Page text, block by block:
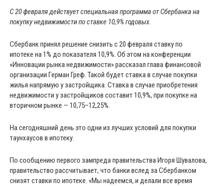
С 20 февраля действует специальная программа от Сбербанка на
покупку недвижимости по ставке 10,9% годовых.
Сбербанк принял решение снизить с 20 февраля ставку по
ипотеке на 1% до показателя 10,9%. Об этом на конференции
«Инновации рынка недвижимости» рассказал глава финансовой
организации Герман Греф. Такой будет ставка в случае покупки
жилья напрямую у застройщика. Ставка в случае приобретения
недвижимости у застройщиков составит 10,9%, при покупке на
вторичном рынке — 10,75–12,25%.
На сегодняшний день это одни из лучших условий для покупки
таунхаусов в ипотеку.
По сообщению первого зампреда правительства Игоря Шувалова,
правительство рассчитывает, что банки вслед за Сбербанком
снизят ставки по ипотеке. «Мы надеемся, и делали все время